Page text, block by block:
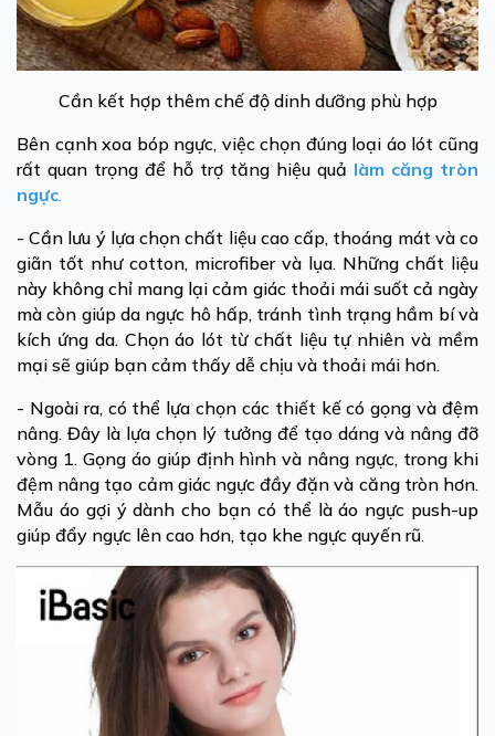
Cần kết hợp thêm chế độ dinh dưỡng phù hợp
Bên cạnh xoa bóp ngực, việc chọn đúng loại áo lót cũng
rất quan trọng để hỗ trợ tăng hiệu quả làm căng tròn
ngực.
- Cần lưu ý lựa chọn chất liệu cao cấp, thoáng mát và co
giãn tốt như cotton, microfiber và lụa. Những chất liệu
này không chỉ mang lại cảm giác thoải mái suốt cả ngày
mà còn giúp da ngực hô hấp, tránh tình trạng hầm bí và
kích ứng da. Chọn áo lót từ chất liệu tự nhiên và mềm
mại sẽ giúp bạn cảm thấy dễ chịu và thoải mái hơn.
- Ngoài ra, có thể lựa chọn các thiết kế có gọng và đệm
nâng. Đây là lựa chọn lý tưởng để tạo dáng và nâng đỡ
vòng 1. Gọng áo giúp định hình và nâng ngực, trong khi
đệm nâng tạo cảm giác ngực đầy đặn và căng tròn hơn.
Mẫu áo gợi ý dành cho bạn có thể là áo ngực push-up
giúp đẩy ngực lên cao hơn, tạo khe ngực quyến rũ.